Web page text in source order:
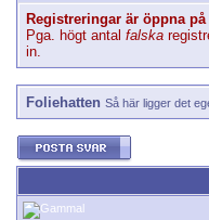
Registreringar är öppna på
Pga. högt antal falska
in.
Foliehatten Så här ligger det